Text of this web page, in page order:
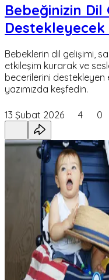
Bebeğinizin Dil
Bebeklerin dil gelişimi,
etkileşim kurarak ve
becerilerini destekleyen
yazımızda keşfedin.
13 Şubat 2026 4 0